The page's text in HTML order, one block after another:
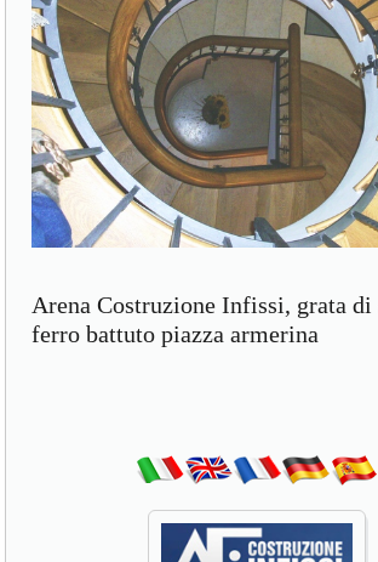
Arena Costruzione Infissi, grata di
ferro battuto piazza armerina